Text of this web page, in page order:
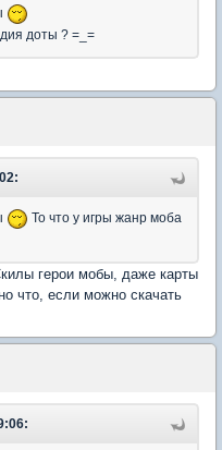
доты ? =_=
То что у игры жанр моба
герои мобы, даже карты
что, если можно скачать